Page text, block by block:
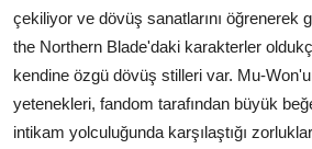
çekiliyor ve dövüş sanatlarını öğrenerek
the Northern Blade'daki karakterler
kendine özgü dövüş stilleri var. Mu-
yetenekleri, fandom tarafından büyük
intikam yolculuğunda karşılaştığı